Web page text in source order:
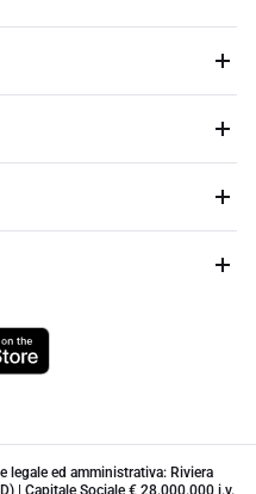
legale ed amministrativa: Riviera
| Capitale Sociale € 28.000.000 i.v.